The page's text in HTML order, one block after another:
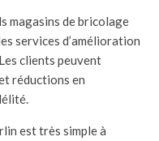
magasins de bricolage
services d’amélioration
clients peuvent
réductions en
est très simple à